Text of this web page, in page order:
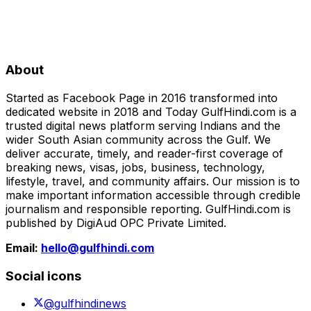
About
Started as Facebook Page in 2016 transformed into
dedicated website in 2018 and Today GulfHindi.com is a
trusted digital news platform serving Indians and the
wider South Asian community across the Gulf. We
deliver accurate, timely, and reader-first coverage of
breaking news, visas, jobs, business, technology,
lifestyle, travel, and community affairs. Our mission is to
make important information accessible through credible
journalism and responsible reporting. GulfHindi.com is
published by DigiAud OPC Private Limited.
Email: hello@gulfhindi.com
Social icons
@gulfhindinews